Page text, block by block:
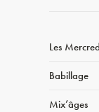
Les
Babillage
Mix’âges